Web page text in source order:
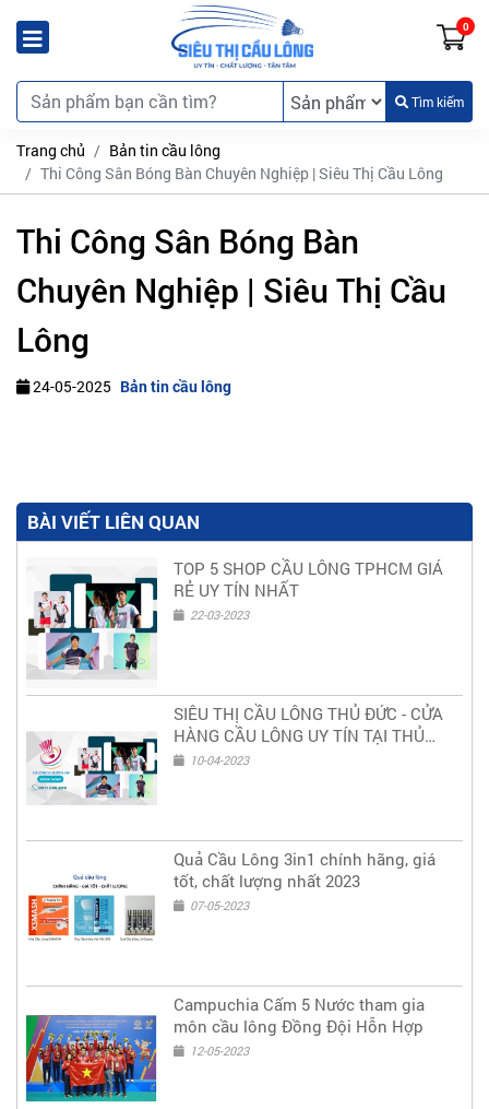
0
Tìm kiếm
Trang chủ
Bản tin cầu lông
Thi Công Sân Bóng Bàn Chuyên Nghiệp | Siêu Thị Cầu Lông
Thi Công Sân Bóng Bàn
Chuyên Nghiệp | Siêu Thị Cầu
Lông
24-05-2025 Bản tin cầu lông
BÀI VIẾT LIÊN QUAN
TOP 5 SHOP CẦU LÔNG TPHCM GIÁ
RẺ UY TÍN NHẤT
22-03-2023
SIÊU THỊ CẦU LÔNG THỦ ĐỨC - CỬA
HÀNG CẦU LÔNG UY TÍN TẠI THỦ
ĐỨC10-04-2023
Quả Cầu Lông 3in1 chính hãng, giá
tốt, chất lượng nhất 2023
07-05-2023
Campuchia Cấm 5 Nước tham gia
môn cầu lông Đồng Đội Hỗn Hợp
12-05-2023